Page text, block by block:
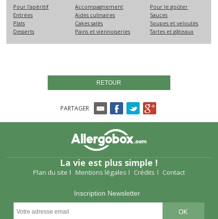
Pour l'apéritif
Accompagnement
Pour le goûter
Entrées
Aides culinaires
Sauces
Plats
Cakes salés
Soupes et veloutés
Desserts
Pains et viennoiseries Tartes et gâteaux
RETOUR
PARTAGER
La vie est plus simple !
Plan du site Mentions légales Crédits Contact
Inscription Newsletter